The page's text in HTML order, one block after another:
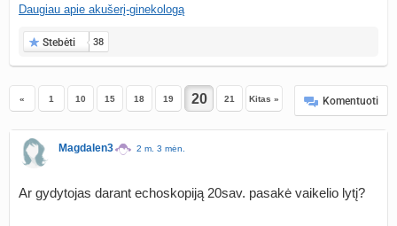
Daugiau apie akušerį-ginekologą
Stebėti 38
« 1 10 15 18 19 21 Kitas » Komentuoti
Magdalen3 2 m. 3 mėn.
Ar gydytojas darant echoskopiją 20sav. pasakė vaikelio lytį?